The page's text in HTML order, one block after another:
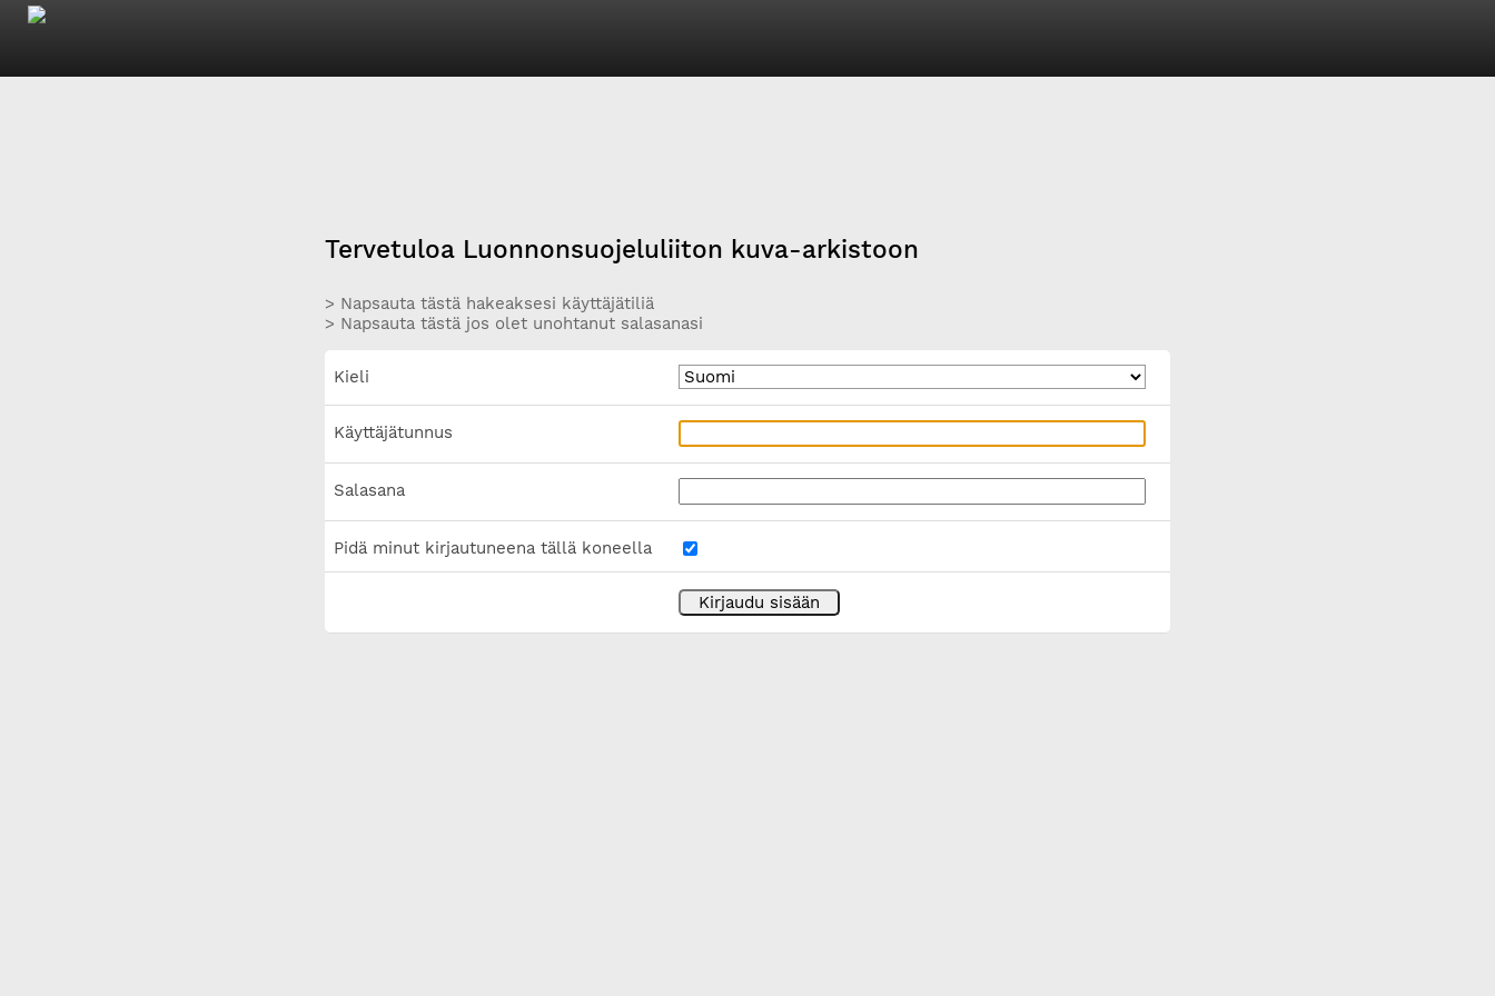
Tervetuloa Luonnonsuojeluliiton kuva-arkistoon
> Napsauta tästä hakeaksesi käyttäjätiliä
> Napsauta tästä jos olet unohtanut salasanasi
Kieli
Käyttäjätunnus
Salasana
Pidä minut kirjautuneena tällä koneella